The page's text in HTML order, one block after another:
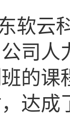
软云
司人
的课
达成